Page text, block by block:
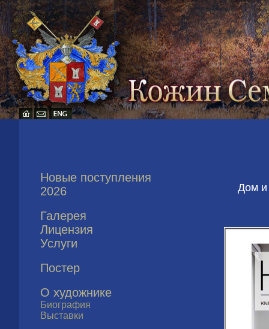
Новые поступления
2026
Галерея
Лицензия
Услуги
Постер
О художнике
Биография
Выставки
Дом и